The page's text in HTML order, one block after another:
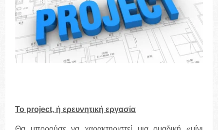
Το project, ή ερευνητική εργασία